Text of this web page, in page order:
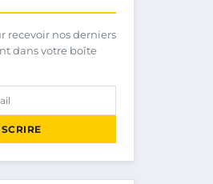
recevoir nos derniers
dans votre boîte